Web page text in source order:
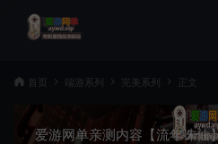
首页 端游系列 完美系列 正文
爱游网单亲测内容【流年诛仙